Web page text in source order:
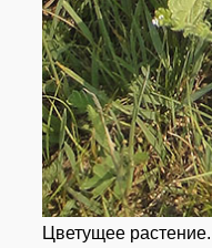
Цветущее